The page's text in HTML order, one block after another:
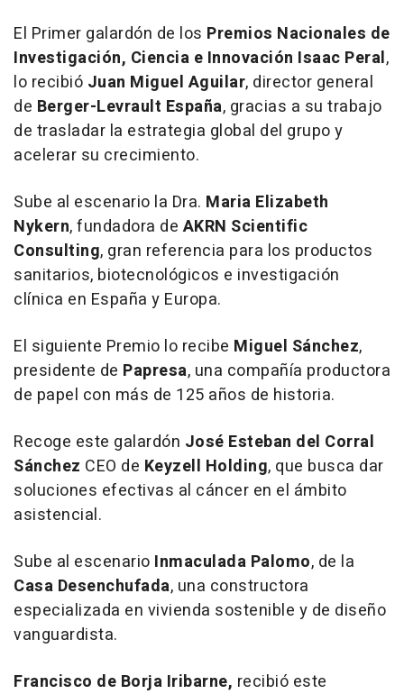
El Primer galardón de los Premios Nacionales de
Investigación, Ciencia e Innovación Isaac Peral,
lo recibió Juan Miguel Aguilar, director general
de Berger-Levrault España, gracias a su trabajo
de trasladar la estrategia global del grupo y
acelerar su crecimiento.
Sube al escenario la Dra. Maria Elizabeth
Nykern, fundadora de AKRN Scientific
Consulting, gran referencia para los productos
sanitarios, biotecnológicos e investigación
clínica en España y Europa.
El siguiente Premio lo recibe Miguel Sánchez,
presidente de Papresa, una compañía productora
de papel con más de 125 años de historia.
Recoge este galardón José Esteban del Corral
Sánchez CEO de Keyzell Holding, que busca dar
soluciones efectivas al cáncer en el ámbito
asistencial.
Sube al escenario Inmaculada Palomo, de la
Casa Desenchufada, una constructora
especializada en vivienda sostenible y de diseño
vanguardista.
Francisco de Borja Iribarne, recibió este